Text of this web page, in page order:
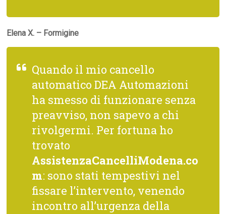
Elena X. – Formigine
Quando il mio cancello
automatico DEA Automazioni
ha smesso di funzionare senza
preavviso, non sapevo a chi
rivolgermi. Per fortuna ho
trovato
AssistenzaCancelliModena.co
m: sono stati tempestivi nel
fissare l’intervento, venendo
incontro all’urgenza della